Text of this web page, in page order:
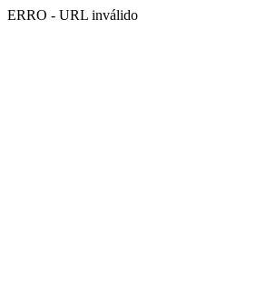
ERRO - URL inválido